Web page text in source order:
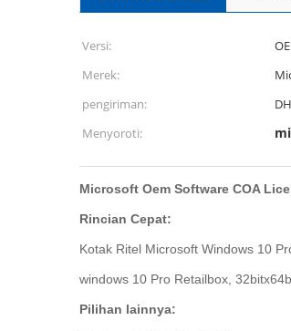
Versi:
Merek:
pengiriman:
Menyoroti:
Microsoft Oem Software COA
Rincian Cepat:
Kotak Ritel Microsoft Windows 10
windows 10 Pro Retailbox,
Pilihan lainnya: